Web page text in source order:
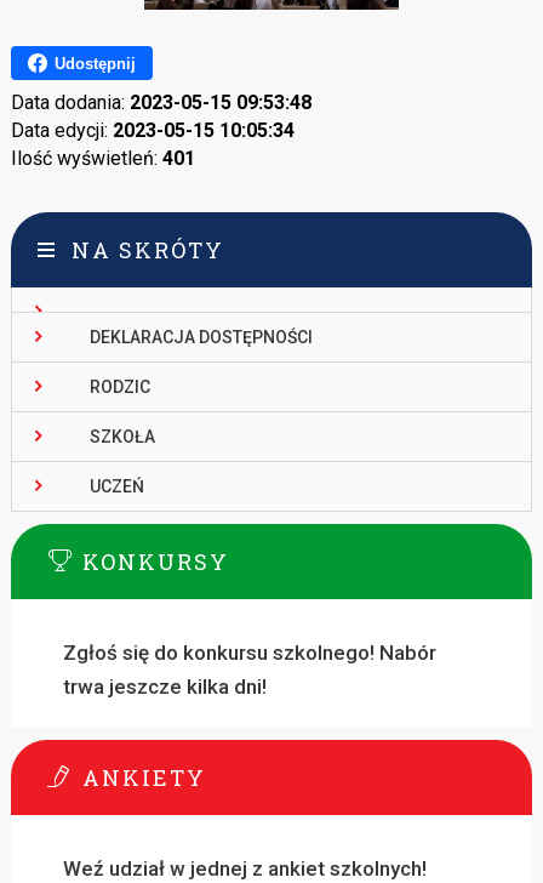
Udostępnij
Data dodania: 2023-05-15 09:53:48
Data edycji: 2023-05-15 10:05:34
Ilość wyświetleń: 401
NA SKRÓTY
DEKLARACJA DOSTĘPNOŚCI
RODZIC
SZKOŁA
UCZEŃ
KONKURSY
Zgłoś się do konkursu szkolnego! Nabór
trwa jeszcze kilka dni!
ANKIETY
Weź udział w jednej z ankiet szkolnych!